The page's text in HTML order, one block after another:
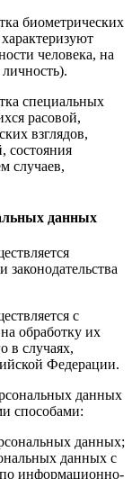
биометрических
человека, на
специальных
расовой,
взглядов,
состояния
случаев,
данных
законодательства
с
обработку их
в случаях,
Федерации.
данных
способами:
данных;
данных с
информационно-